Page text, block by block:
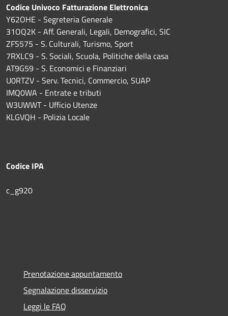
Codice Univoco Fatturazione Elettronica
Y62OHE - Segreteria Generale
31OQ2K - Aff. Generali, Legali, Demografici, SIC
ZFS575 - S. Culturali, Turismo, Sport
7RXLC9 - S. Sociali, Scuola, Politiche della casa
AT9G59 - S. Economici e Finanziari
U0RTZV - Serv. Tecnici, Commercio, SUAP
IMQ0WA - Entrate e tributi
W3UWWT - Ufficio Utenze
KLGVQH - Polizia Locale
Codice IPA
c_g920
Prenotazione appuntamento
Segnalazione disservizio
Leggi le FAQ